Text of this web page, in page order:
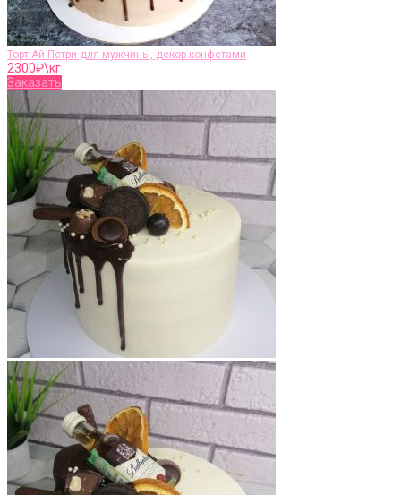
Торт Ай-Петри для мужчины, декор конфетами
2300₽\кг
Заказать